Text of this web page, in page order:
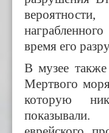
время его
В музее
Мертвого
которую